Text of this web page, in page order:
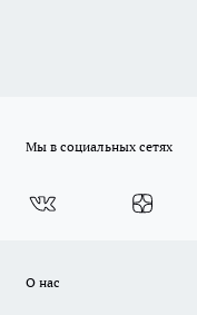
Мы в социальных сетях
О нас